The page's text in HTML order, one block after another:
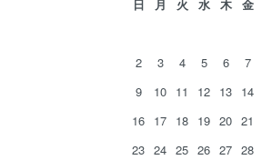
日 月 火 水 木 金
2
3 4 5 6 7
9
10 11 12 13 14
16 17 18 19 20 21
23 24 25 26 27 28